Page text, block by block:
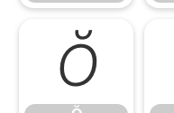
Ŏ